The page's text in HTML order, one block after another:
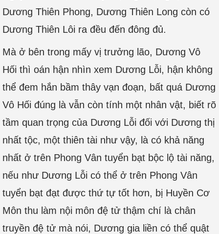
Dương Thiên Phong, Dương Thiên Long còn có
Dương Thiên Lôi ra đều đến đông đủ.
Mà ở bên trong mấy vị trưởng lão, Dương Vô
Hối thì oán hận nhìn xem Dương Lỗi, hận không
thể đem hắn bầm thây vạn đoạn, bất quá Dương
Vô Hối đúng là vẫn còn tính một nhân vật, biết rõ
tầm quan trọng của Dương Lỗi đối với Dương thị
nhất tộc, một thiên tài như vậy, là có khả năng
nhất ở trên Phong Vân tuyển bạt bộc lộ tài năng,
nếu như Dương Lỗi có thể ở trên Phong Vân
tuyển bạt đạt được thứ tự tốt hơn, bị Huyền Cơ
Môn thu làm nội môn đệ tử thậm chí là chân
truyền đệ tử mà nói, Dương gia liền có thể quật